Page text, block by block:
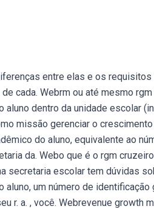
entre elas e os requisitos
cada. Webrm ou até mesmo
dentro da unidade escolar
missão gerenciar o
do aluno, equivalente ao
da. Webo que é o rgm
secretaria escolar tem dúvidas
um número de
r. a. , você. Webrevenue growth